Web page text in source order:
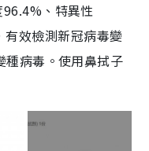
、特異性
效檢測新冠病毒變
病毒。使用鼻拭子